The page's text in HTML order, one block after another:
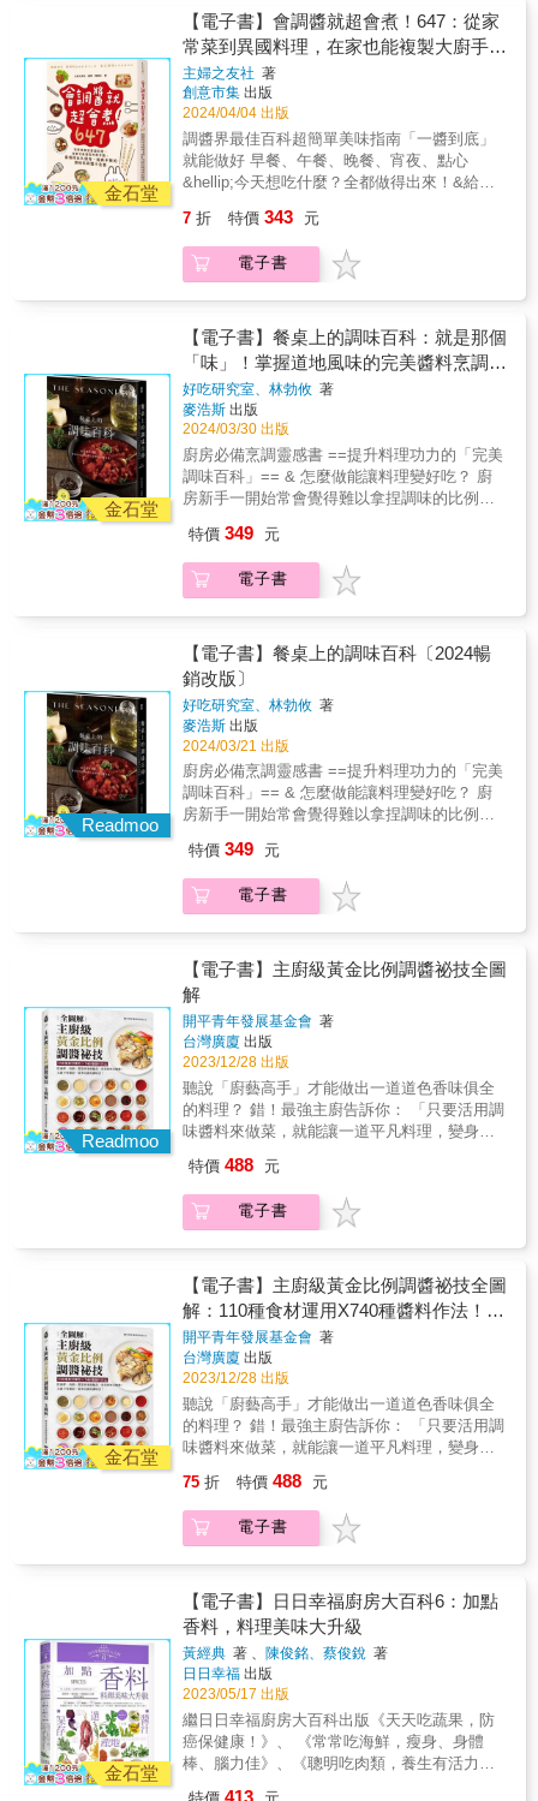
日々雜話曆」料理分享家 / Roka & 善用生活中
的平凡，創造出美味＆香氣的奏鳴曲，一本充
滿魅力的醬料好書！──中全聯會團膳廚師委員
會主任委員 / 小周師 &
提供了多樣的料理選擇，還能滿足不同飲食習
慣和口味偏好的需求。從清爽的涼拌菜，到豐
富的肉料理，再到營養均衡的主食餐，在每道
料理為餐桌增添色彩的同時，也能保持飲食的
健康均衡。 & 特色4：標示貼心！在享受美味
佳餚的同時，也要注重飲食的營養攝取 本書中
以「一人份」為設定，每一道菜皆有標示熱
量、膳食纖維，讓你清楚掌握食物的營養價
值。此外，在Part2、Part3也以一日所需蔬菜量
來估計料理所使用的蔬食，可以更輕鬆地控制
起吃得美味又健康！ & 專家真摯推薦 & 簡單易
記的5種萬用淋拌醬，從涼拌菜到肉料理及主食
都通用，讓餐桌菜色口味多變化！──「珈常
日々雜話曆」料理分享家 / Roka & 善用生活中
的平凡，創造出美味＆香氣的奏鳴曲，一本充
滿魅力的醬料好書！──中全聯會團膳廚師委員
會主任委員 / 小周師 &
秘密。我最近又再一次感受到『咖哩的精髓就
在於香料的運用』。所以，假如有一位能做出
至高美味咖哩的主廚在你眼前展現手藝，千萬
不能錯過他的香料魔法，絕對不能。」 ──水野
仁輔 &
噌鯖魚&hellip;✦ 麻婆豆腐、紅燒肉、蛋包飯、
咖哩飯、拿坡里義大利麵、韓式拌飯&hellip;✦
水煮魚、白酒燉雞肉、番茄湯、洋蔥湯、起司
鍋、大阪燒、親子丼&hellip;✦ 芥末烤魚、坦都
里烤雞、義式溫沙拉、帕馬森起司拌飯、拔絲
地瓜&hellip;中式、日式、美式、義式、韓式、
東南亞酸辣料理，菜色好多吃不完～【本書特
色】掌握下廚基本公式，菜色變化好輕鬆！常
備菜、宴客餐、地方小吃、異國料理、沙拉涼
拌菜&hellip;燉煮、燒炙、焗烤、肉排沾醬、醃
東西方經典美味，從基本款到變化版，史上最
多，647款獨門醬料＋調味配方，祕製技法大公
開！最簡單的料理調味研究室，一次快速學到
的門道！ &
金石堂
【電子書】會調醬就超會煮！647：從家
常菜到異國料理，在家也能複製大廚手
藝，最值得永久保存、經典不敗的調味料
與醬汁全書
主婦之友社 著
創意市集 出版
2024/04/04 出版
調醬界最佳百科超簡單美味指南「一醬到底」
就能做好 早餐、午餐、晚餐、宵夜、點心
&hellip;今天想吃什麼？全都做得出來！&給料
媽，餐桌上吃不膩的最強祕技，就是醬料和調
味的黃金比例！&烹飪界超實用教科書，一次抓
住挑嘴人的胃&料理包BYE BYE，歷久不衰的
噌鯖魚&hellip;✦ 麻婆豆腐、紅燒肉、蛋包飯、
咖哩飯、拿坡里義大利麵、韓式拌飯&hellip;✦
水煮魚、白酒燉雞肉、番茄湯、洋蔥湯、起司
鍋、大阪燒、親子丼&hellip;✦ 芥末烤魚、坦都
里烤雞、義式溫沙拉、帕馬森起司拌飯、拔絲
地瓜&hellip;中式、日式、美式、義式、韓式、
東南亞酸辣料理，菜色好多吃不完～【本書特
色】掌握下廚基本公式，菜色變化好輕鬆！常
備菜、宴客餐、地方小吃、異國料理、沙拉涼
拌菜&hellip;燉煮、燒炙、焗烤、肉排沾醬、醃
東西方經典美味，從基本款到變化版，史上最
多，647款獨門醬料＋調味配方，祕製技法大公
開！最簡單的料理調味研究室，一次快速學到
的門道！ &
7 折 特價 343 元
電子書
金石堂
【電子書】餐桌上的調味百科：就是那個
「味」！掌握道地風味的完美醬料烹調事
典
好吃研究室、林勃攸 著
麥浩斯 出版
2024/03/30 出版
廚房必備烹調靈感書 ==提升料理功力的「完美
調味百科」== & 怎麼做能讓料理變好吃？ 廚
房新手一開始常會覺得難以拿捏調味的比例與
個「味」究竟怎麼調？ 為食物調味是一件既挑
戰又有趣的事，方法永遠不止一種， 鹽糖酒等
基礎調味品，加上各式各樣的複方調味料， 打
能排列組合出無限可能的料理風味。 & 書中詳
細介紹105種日常調味料與辛香料的風味特色，
適合搭配哪些食材？特殊用法？挑選、保
存⋯⋯等 理解調味精華後，即可變化出128款
好用醬料， 有了美味的配方，你也能輕鬆做出
59道滋味道地的經典菜色， 從調味料的單一應
用到醬料調製，皆有詳細配方可直接參考， 一
起來認識最貼近台灣人口味的調味料與醬料調
配吧！ & ✦105種調味品 &times; 128款美味醬
料 &times; 59道風味料理 從調味料的單一應用
常用風味醬，就能組合出數百種美味配方，變
化出喜歡的料理！ ✦實用配方速查！吃〇〇就
是要搭這個醬 水餃、火鍋沾什麼最對味？如何
美味關鍵常在於「就是那個味！」醬料專欄設
計了多款主題，方便快速查索，為日常料理找
出最對味的搭配。 ✦掌握風味關鍵，第一次調
醬料就上手！ 調出美味首先理解風味，瞭解食
材與調味間的搭配關係後，再進一步嘗試配製
醬料的完美比例與提味奧妙，你也能輕鬆端出
屬於自己家的美好滋味。 &
特價 349 元
電子書
Readmoo
【電子書】餐桌上的調味百科〔2024暢
銷改版〕
好吃研究室、林勃攸 著
麥浩斯 出版
2024/03/21 出版
廚房必備烹調靈感書 ==提升料理功力的「完美
調味百科」== & 怎麼做能讓料理變好吃？ 廚
房新手一開始常會覺得難以拿捏調味的比例與
個「味」究竟怎麼調？ 為食物調味是一件既挑
戰又有趣的事，方法永遠不止一種， 鹽糖酒等
基礎調味品，加上各式各樣的複方調味料， 打
能排列組合出無限可能的料理風味。 & 書中詳
細介紹105種日常調味料與辛香料的風味特色，
適合搭配哪些食材？特殊用法？挑選、保
存⋯⋯等 理解調味精華後，即可變化出128款
好用醬料， 有了美味的配方，你也能輕鬆做出
59道滋味道地的經典菜色， 從調味料的單一應
用到醬料調製，皆有詳細配方可直接參考， 一
起來認識最貼近台灣人口味的調味料與醬料調
配吧！ & ✦105種調味品 &times; 128款美味醬
料 &times; 59道風味料理 從調味料的單一應用
常用風味醬，就能組合出數百種美味配方，變
化出喜歡的料理！ ✦實用配方速查！吃〇〇就
是要搭這個醬 水餃、火鍋沾什麼最對味？如何
美味關鍵常在於「就是那個味！」醬料專欄設
計了多款主題，方便快速查索，為日常料理找
出最對味的搭配。 ✦掌握風味關鍵，第一次調
醬料就上手！ 調出美味首先理解風味，瞭解食
材與調味間的搭配關係後，再進一步嘗試配製
醬料的完美比例與提味奧妙，你也能輕鬆端出
屬於自己家的美好滋味。 &
特價 349 元
電子書
Readmoo
【電子書】主廚級黃金比例調醬祕技全圖
解
開平青年發展基金會 著
台灣廣廈 出版
2023/12/28 出版
聽說「廚藝高手」才能做出一道道色香味俱全
的料理？ 錯！最強主廚告訴你： 「只要活用調
味醬料來做菜，就能讓一道平凡料理，變身成
開平餐飲學校校務主委 / 夏豪均&&& 好評推
薦！ 本書獨創「口感標示法」：酸、甜、辣、
鹹、鮮、香 不論從中式醬料到西式醬料，還是
僅簡單、快速、而且餐餐都能變化出新口味、
天天吃不膩！ 110種食材運用X740種醬料作
法，關鍵黃金比例一次滿足， 大廚不外傳的一
菜多吃萬用調味法，專業主廚幫你完全解構清
楚解答， 家常料理美味的祕密，原來如此！ 除
了調醬的技法，本書詳細介紹了基本調味用
料、調整味道的要點、調味料的搭配法則， 更
有最精準的配方，搭配全彩照片來幫助理解！
並且收錄了在家就能輕鬆做的食譜， 對於想要
在家就可以輕鬆享受美食的人來說，一日三
上手， 廚藝高手更能聰明活用！ 本書特色 特
色1：740道醬料食譜史上最多！ 不論搭配海鮮
肉類、蔬菜沙拉主食鍋物，或是拌、沾、淋、
酸甜辣鹹鮮口感標示！ 每一道食譜都有酸甜辣
鹹鮮香的標示，製作前就能預先清楚入口時的
味道，口感不再踩雷。 特色3：一菜多吃的祕
訣完整收錄！ 海鮮、肉類、各式蔬菜或是米飯
麵食，甚至鍋物湯底，用醬料做靈活變化，既
簡單又省時。 特色4：主廚的美味配方比例公
開！ 把專業祕訣簡單化，從基本調味料、基本
醬汁配方到醬汁濃度的調整撇步，這一本就足
特價 488 元
電子書
金石堂
【電子書】主廚級黃金比例調醬祕技全圖
解：110種食材運用X740種醬料作法！從
海鮮、肉類、蔬菜到米飯麵食，家常料理
全解構！大廚不外傳的一菜多吃萬用調味
法！
開平青年發展基金會 著
台灣廣廈 出版
2023/12/28 出版
聽說「廚藝高手」才能做出一道道色香味俱全
的料理？ 錯！最強主廚告訴你： 「只要活用調
味醬料來做菜，就能讓一道平凡料理，變身成
開平餐飲學校校務主委 / 夏豪均&&& 好評推
薦！ 本書獨創「口感標示法」：酸、甜、辣、
鹹、鮮、香 不論從中式醬料到西式醬料，還是
僅簡單、快速、而且餐餐都能變化出新口味、
天天吃不膩！ 110種食材運用X740種醬料作
法，關鍵黃金比例一次滿足， 大廚不外傳的一
菜多吃萬用調味法，專業主廚幫你完全解構清
楚解答， 家常料理美味的祕密，原來如此！ 除
了調醬的技法，本書詳細介紹了基本調味用
料、調整味道的要點、調味料的搭配法則， 更
有最精準的配方，搭配全彩照片來幫助理解！
並且收錄了在家就能輕鬆做的食譜， 對於想要
在家就可以輕鬆享受美食的人來說，一日三
75 折 特價 488 元
電子書
金石堂
【電子書】日日幸福廚房大百科6：加點
香料，料理美味大升級
黃經典 著 、 陳俊銘、蔡俊銳 著
日日幸福 出版
2023/05/17 出版
繼日日幸福廚房大百科出版《天天吃蔬果，防
癌保健康！》、 《常常吃海鮮，瘦身、身體
棒、腦力佳》、《聰明吃肉類，養生有活力，